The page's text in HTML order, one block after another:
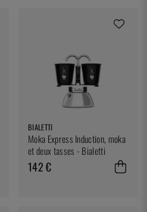
BIALETTI
Moka Express Induction, moka
et deux tasses - Bialetti
142 €